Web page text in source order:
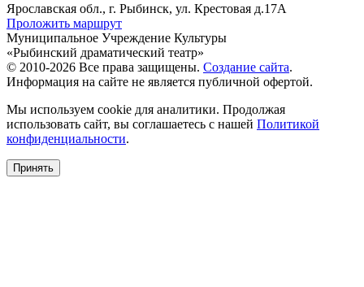
Ярославская обл., г. Рыбинск, ул. Крестовая д.17А
Проложить маршрут
Муниципальное Учреждение Культуры
«Рыбинский драматический театр»
© 2010-2026 Все права защищены. Создание сайта.
Информация на сайте не является публичной офертой.
Мы используем cookie для аналитики. Продолжая
использовать сайт, вы соглашаетесь с нашей Политикой
конфиденциальности.
Принять